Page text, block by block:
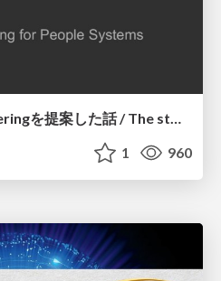
保育園にChaos Engineeringを提案した話 / The story of proposing Chaos Engineering to a nursery school
1 960